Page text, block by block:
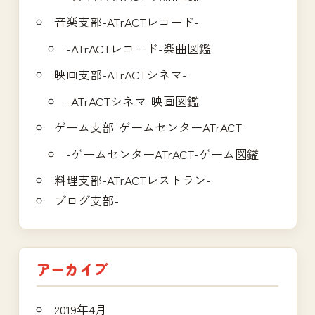
音楽支部-ATrACTレコード-
-ATrACTレコード-楽曲図鑑
映画支部-ATrACTシネマ-
-ATrACTシネマ-映画図鑑
ゲーム支部-ゲームセンターATrACT-
-ゲームセンターATrACT-ゲーム図鑑
料理支部-ATrACTレストラン-
ブログ支部-
アーカイブ
2019年4月